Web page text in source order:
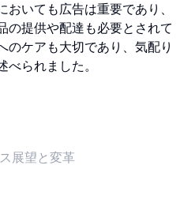
いても広告は重要であり、
の提供や配達も必要とされて
のケアも大切であり、気配り
られました。
展望と変革